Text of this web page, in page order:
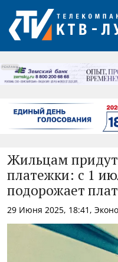
РЕКЛАМА
Жильцам
платежки: с 1
подорожает
29 Июня 2025, 18:41,